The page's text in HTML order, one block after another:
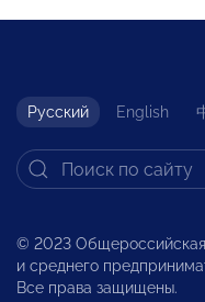
Русский English
© 2023 Общероссийская
и среднего
Все права защищены.